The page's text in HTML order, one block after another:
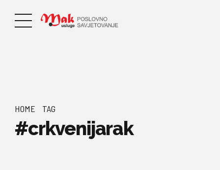
HOME TAG
#crkvenijarak